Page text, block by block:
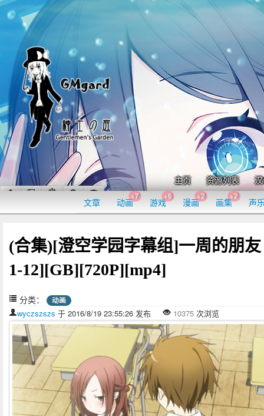
主页 资源列表
文章 动画
+7
游戏
+6
漫画
+2
画集
+2
声
(合集)[澄空学园字幕组]一周的朋友
1-12][GB][720P][mp4]
分类： 动画
wyczszszs 于 2016/8/19 23:55:26 发布 10375 次浏览